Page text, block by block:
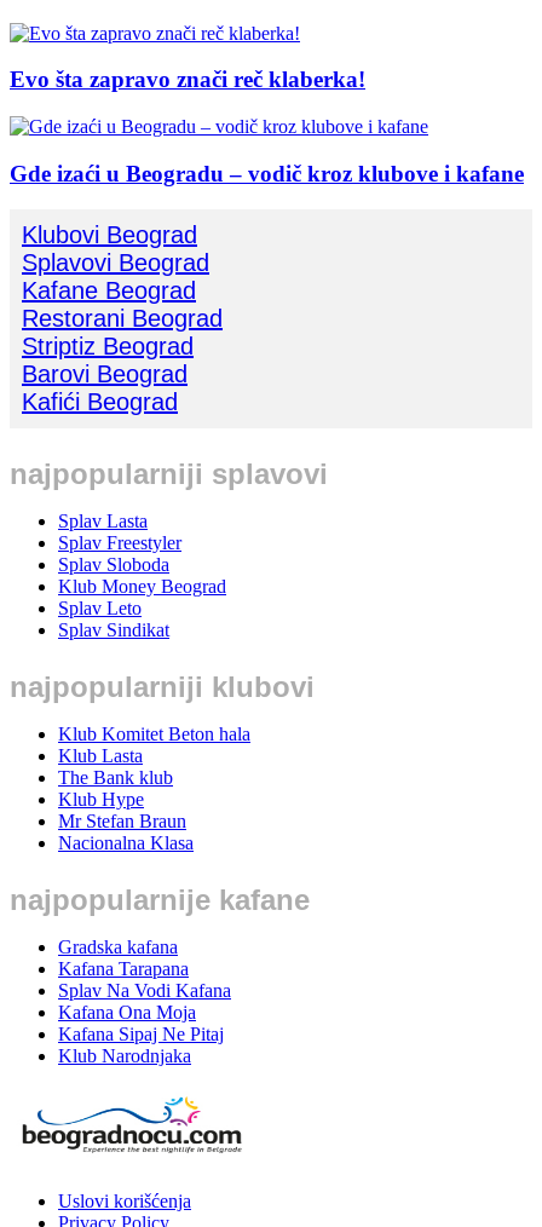
Evo šta zapravo znači reč klaberka!
Gde izaći u Beogradu – vodič kroz klubove i kafane
Klubovi Beograd
Splavovi Beograd
Kafane Beograd
Restorani Beograd
Striptiz Beograd
Barovi Beograd
Kafići Beograd
najpopularniji splavovi
Splav Lasta
Splav Freestyler
Splav Sloboda
Klub Money Beograd
Splav Leto
Splav Sindikat
najpopularniji klubovi
Klub Komitet Beton hala
Klub Lasta
The Bank klub
Klub Hype
Mr Stefan Braun
Nacionalna Klasa
najpopularnije kafane
Gradska kafana
Kafana Tarapana
Splav Na Vodi Kafana
Kafana Ona Moja
Kafana Sipaj Ne Pitaj
Klub Narodnjaka
Uslovi korišćenja